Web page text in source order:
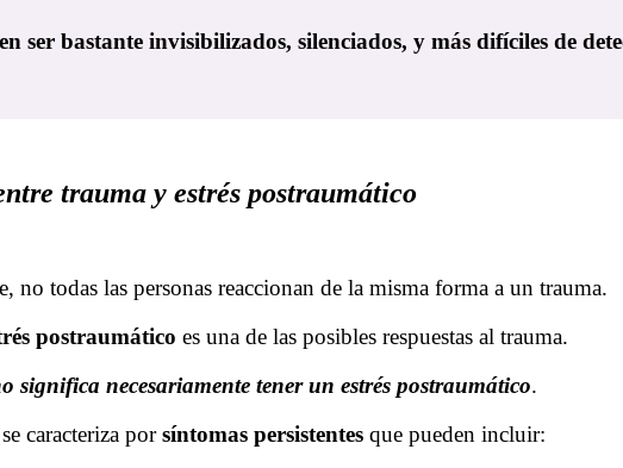
ser bastante invisibilizados, silenciados, y más difíciles de
trauma y estrés postraumático
no todas las personas reaccionan de la misma forma a un trauma.
postraumático es una de las posibles respuestas al trauma.
significa necesariamente tener un estrés postraumático.
caracteriza porsíntomas persistentes que pueden incluir: